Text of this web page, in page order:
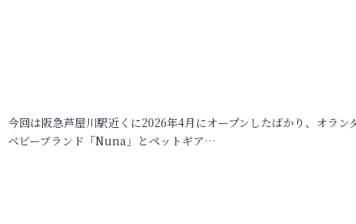
今回は阪急芦屋川駅近くに2026年4月にオープンしたばかり、オラン
ベビーブランド「Nuna」とペットギア…